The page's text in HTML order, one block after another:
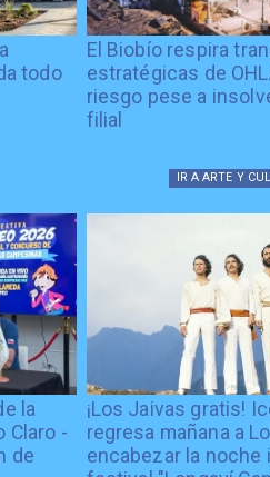
todo
El Biobío respira
estratégicas de
riesgo pese a
filial
IR A ARTE Y
la
Claro -
de
¡Los Jaivas gratis!
regresa mañana a
encabezar la noche